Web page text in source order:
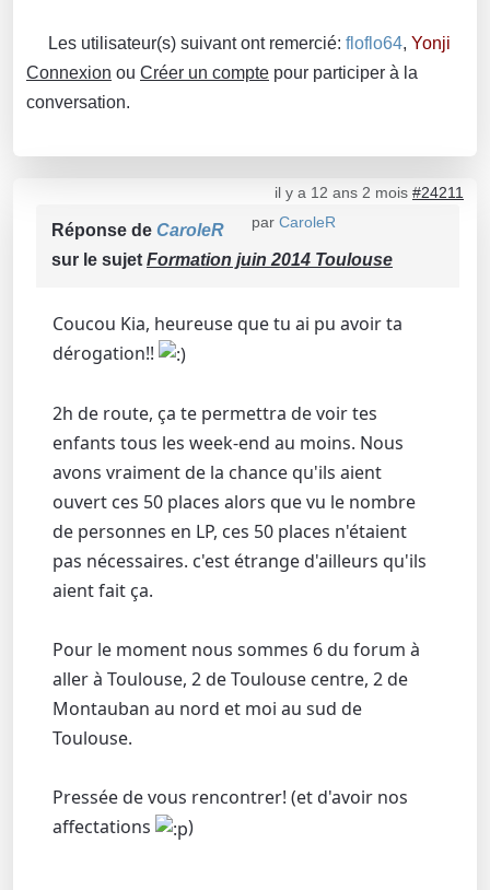
Les utilisateur(s) suivant ont remercié: floflo64, Yonji
Connexion ou Créer un compte pour participer à la
conversation.
il y a 12 ans 2 mois #24211
par CaroleR
Réponse de CaroleR
sur le sujet Formation juin 2014 Toulouse
Coucou Kia, heureuse que tu ai pu avoir ta
dérogation!!
2h de route, ça te permettra de voir tes
enfants tous les week-end au moins. Nous
avons vraiment de la chance qu'ils aient
ouvert ces 50 places alors que vu le nombre
de personnes en LP, ces 50 places n'étaient
pas nécessaires. c'est étrange d'ailleurs qu'ils
aient fait ça.
Pour le moment nous sommes 6 du forum à
aller à Toulouse, 2 de Toulouse centre, 2 de
Montauban au nord et moi au sud de
Toulouse.
Pressée de vous rencontrer! (et d'avoir nos
affectations
)